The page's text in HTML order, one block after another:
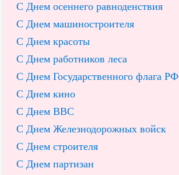
С Днем осеннего равноденствия
С Днем машиностроителя
С Днем красоты
С Днем работников леса
С Днем Государственного флага РФ
С Днем кино
С Днем ВВС
С Днем Железнодорожных войск
С Днем строителя
С Днем партизан